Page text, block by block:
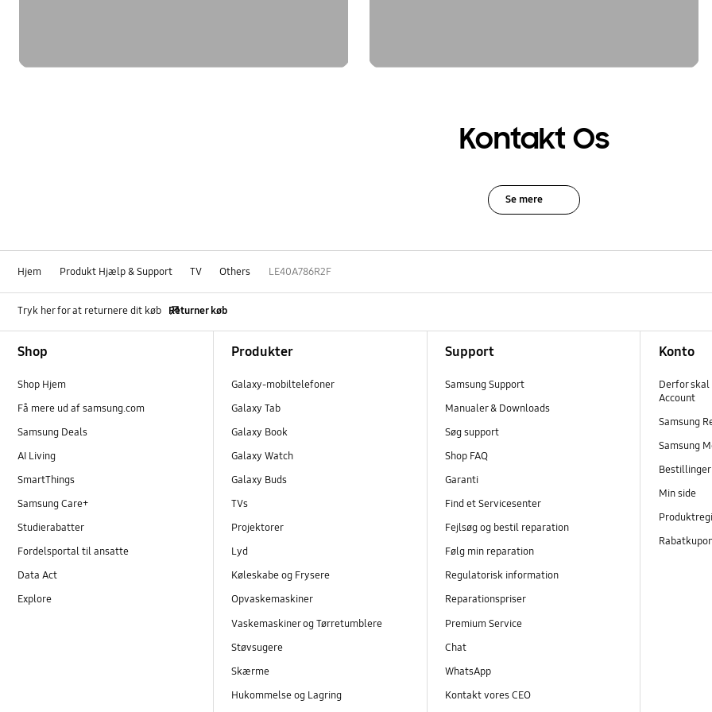
Kontakt Os
Se mere
Hjem Produkt Hjælp & Support TV Others LE40A786R2F
Tryk her for at returnere dit køb Returner køb
Shop
Shop Hjem
Få mere ud af samsung.com
Samsung Deals
AI Living
SmartThings
Samsung Care+
Studierabatter
Fordelsportal til ansatte
Data Act
Explore
Produkter
Galaxy-mobiltelefoner
Galaxy Tab
Galaxy Book
Galaxy Watch
Galaxy Buds
TVs
Projektorer
Lyd
Køleskabe og Frysere
Opvaskemaskiner
Vaskemaskiner og Tørretumblere
Støvsugere
Skærme
Hukommelse og Lagring
Support
Samsung Support
Manualer & Downloads
Søg support
Shop FAQ
Garanti
Find et Servicesenter
Fejlsøg og bestil reparation
Følg min reparation
Regulatorisk information
Reparationspriser
Premium Service
Chat
WhatsApp
Kontakt vores CEO
Konto
Derfor skal
Account
Samsung
Samsung
Bestillinger
Min side